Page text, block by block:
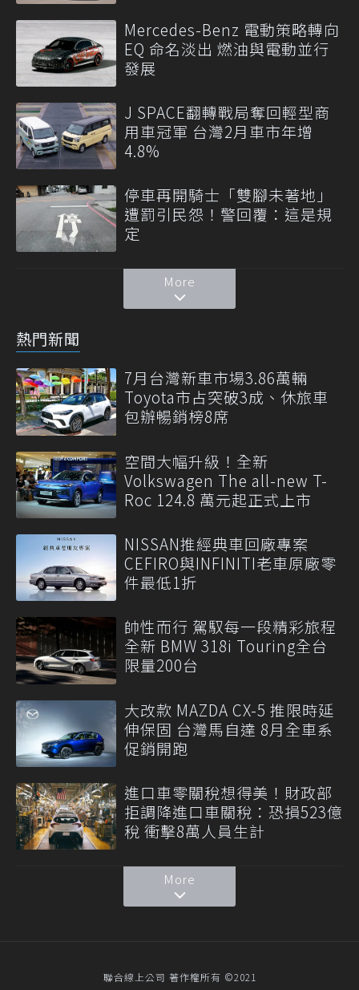
Mercedes-Benz 電動策略轉向
EQ 命名淡出 燃油與電動並行
發展
J SPACE翻轉戰局奪回輕型商
用車冠軍 台灣2月車市年增
4.8%
停車再開騎士「雙腳未著地」
遭罰引民怨！警回覆：這是規
定
More
熱門新聞
7月台灣新車市場3.86萬輛
Toyota市占突破3成、休旅車
包辦暢銷榜8席
空間大幅升級！全新
Volkswagen The all-new T-
Roc 124.8 萬元起正式上市
NISSAN推經典車回廠專案
CEFIRO與INFINITI老車原廠零
件最低1折
帥性而行 駕馭每一段精彩旅程
全新 BMW 318i Touring全台
限量200台
大改款 MAZDA CX-5 推限時延
伸保固 台灣馬自達 8月全車系
促銷開跑
進口車零關稅想得美！財政部
拒調降進口車關稅：恐損523億
稅 衝擊8萬人員生計
More
聯合線上公司 著作權所有 ©2021